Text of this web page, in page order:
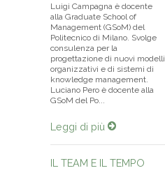
Luigi Campagna è docente
alla Graduate School of
Management (GSoM) del
Politecnico di Milano. Svolge
consulenza per la
progettazione di nuovi modelli
organizzativi e di sistemi di
knowledge management.
Luciano Pero è docente alla
GSoM del Po...
Leggi di più
IL TEAM E IL TEMPO